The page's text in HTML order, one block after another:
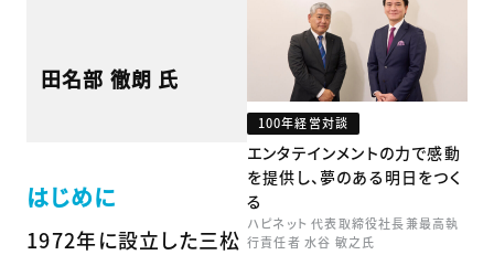
田名部 徹朗 氏
はじめに
1972年に設立した三松
100年経営対談
エンタテインメントの力で感動
を提供し、夢のある明日をつく
る
ハピネット 代表取締役社長兼最高執
行責任者 水谷 敏之氏